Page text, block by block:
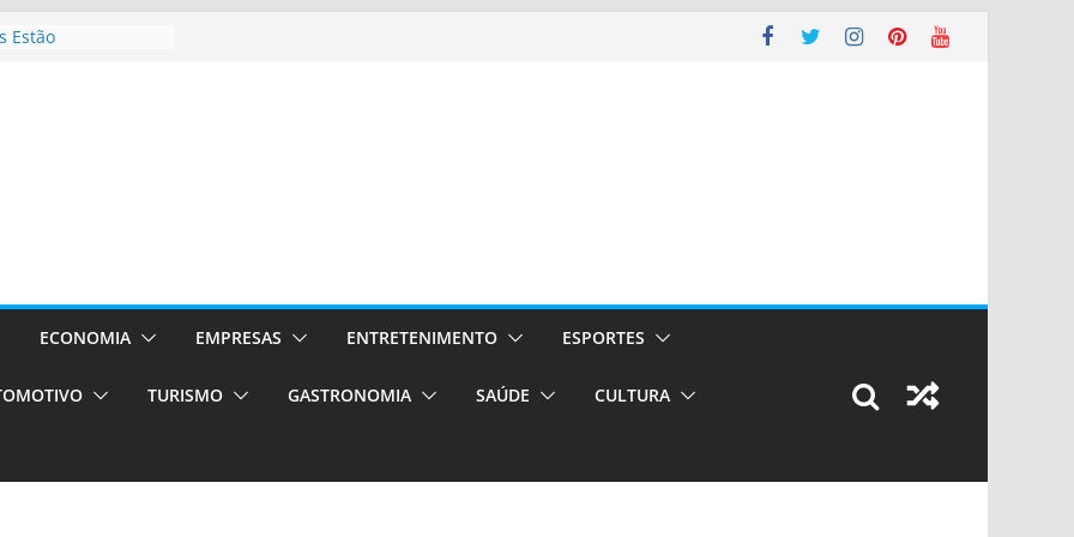
Estão
em Porto
de transfer,
de alto padrão
bolsas –
o segundo
únicas e
de volta!
ECONOMIA EMPRESAS ENTRETENIMENTO ESPORTES
TURISMO GASTRONOMIA SAÚDE CULTURA